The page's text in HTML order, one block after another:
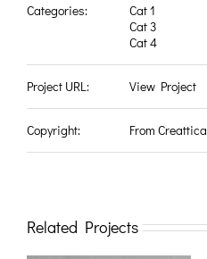
Categories:
Cat 1
Cat 3
Cat 4
Project URL: View Project
Copyright: From Creattica
Related Projects